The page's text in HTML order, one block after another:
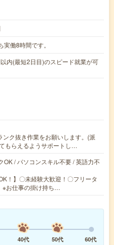
働8時間です。
内(最短2日目)のスピード就業が可
ク抜き作業をお願いします。(派
もらえるようサポートし…
OK / パソコンスキル不要 / 英語力不
！】〇未経験大歓迎！〇フリータ
お仕事の掛け持ち…
40代 50代 60代